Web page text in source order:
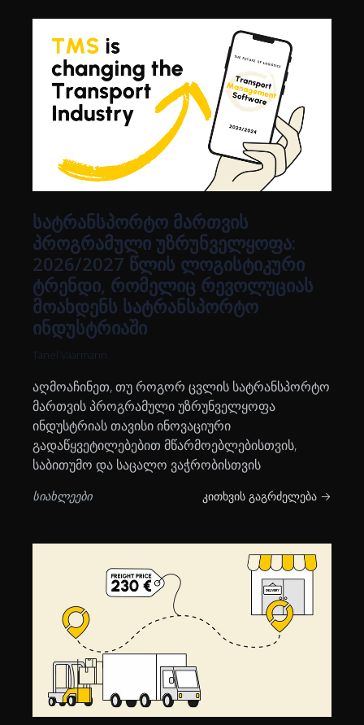
სატრანსპორტო მართვის
პროგრამული უზრუნველყოფა:
2026/2027 წლის ლოგისტიკური
ტრენდი, რომელიც რევოლუციას
მოახდენს სატრანსპორტო
ინდუსტრიაში
Tanel Vaarmann
აღმოაჩინეთ, თუ როგორ ცვლის სატრანსპორტო
მართვის პროგრამული უზრუნველყოფა
ინდუსტრიას თავისი ინოვაციური
გადაწყვეტილებებით მწარმოებლებისთვის,
საბითუმო და საცალო ვაჭრობისთვის
სიახლეები კითხვის გაგრძელება →